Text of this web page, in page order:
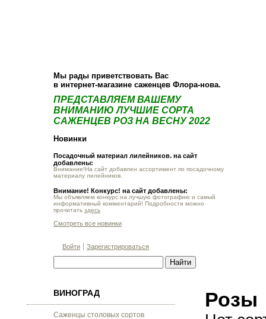
Мы рады приветствовать Вас
в интернет-магазине саженцев Флора-нова.
ПРЕДСТАВЛЯЕМ ВАШЕМУ
ВНИМАНИЮ ЛУЧШИЕ СОРТА
САЖЕНЦЕВ РОЗ НА ВЕСНУ 2022
Новинки
Посадочный материал лилейников. на сайт
добавлены:
Внимание!На сайт добавлен ассортимент по посадочному
материалу лилейников.
Внимание! Конкурс! на сайт добавлены:
Мы объявляем конкурс на лучшую фотографию и самый
информативный комментарий! Подробности можно
прочитать здесь
Смотреть все новинки
Войти Зарегистрироваться
ВИНОГРАД
Саженцы столовых сортов
Розы